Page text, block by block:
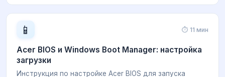
📱 ⏱ 11 мин
Acer BIOS и Windows Boot Manager: настройка
загрузки
Инструкция по настройке Acer BIOS для запуска